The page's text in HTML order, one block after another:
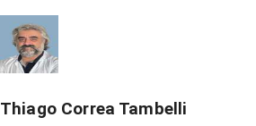
Thiago Correa Tambelli